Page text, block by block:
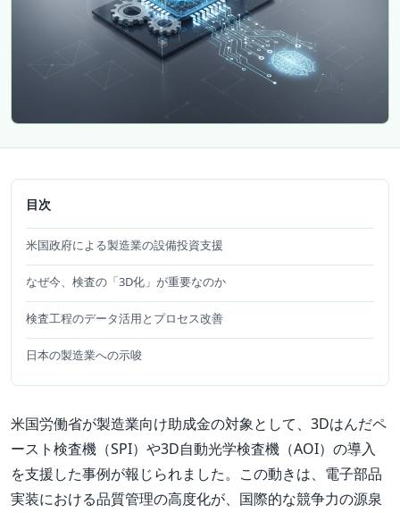
目次
米国政府による製造業の設備投資支援
なぜ今、検査の「3D化」が重要なのか
検査工程のデータ活用とプロセス改善
日本の製造業への示唆
米国労働省が製造業向け助成金の対象として、3Dはんだペ
ースト検査機（SPI）や3D自動光学検査機（AOI）の導入
を支援した事例が報じられました。この動きは、電子部品
実装における品質管理の高度化が、国際的な競争力の源泉